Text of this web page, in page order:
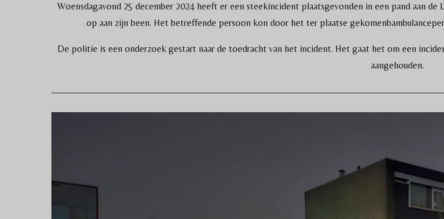
Woensdagavond 25 december 2024 heeft er een steekincident plaatsgevonden in een pand aan
op aan zijn been. Het betreffende persoon kon door het ter plaatse
De politie is een onderzoek gestart naar de toedracht van het incident. Het gaat het om een
aangehouden.